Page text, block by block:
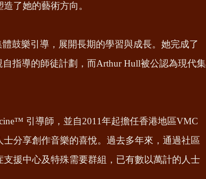
了她的藝術方向。
鼓樂引導，展開長期的學習與成長。她完成了
指導的師徒計劃，而Arthur Hull被公認為現代集
引導師，並自2011年起擔任香港地區VMC
分享創作音樂的喜悅。過去多年來，通過社區
援中心及特殊需要群組，已有數以萬計的人士